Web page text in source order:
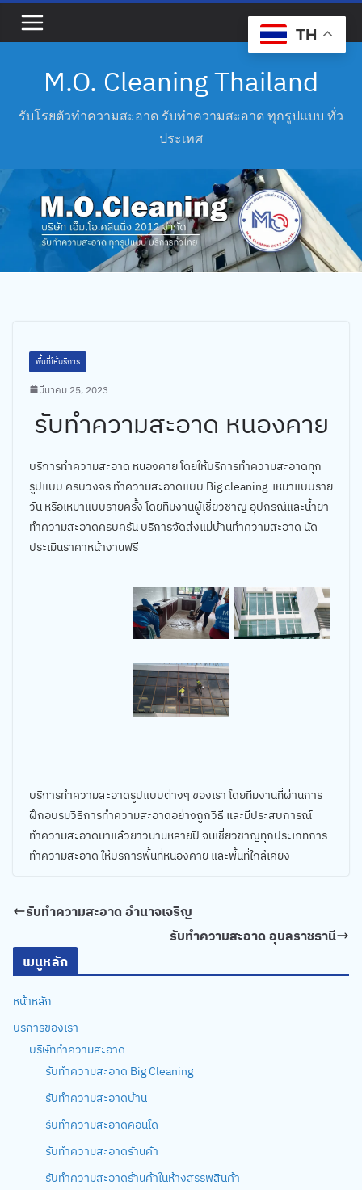
M.O. Cleaning Thailand
รับโรยตัวทำความสะอาด รับทำความสะอาด ทุกรูปแบบ ทั่ว
ประเทศ
พื้นที่ให้บริการ
มีนาคม 25, 2023
รับทำความสะอาด หนองคาย
บริการทำความสะอาด หนองคาย โดยให้บริการทำความสะอาดทุก
รูปแบบ ครบวงจร ทำความสะอาดแบบ Big cleaning เหมาแบบราย
วัน หรือเหมาแบบรายครั้ง โดยทีมงานผู้เชี่ยวชาญ อุปกรณ์และน้ำยา
ทำความสะอาดครบครัน บริการจัดส่งแม่บ้านทำความสะอาด นัด
ประเมินราคาหน้างานฟรี
บริการทำความสะอาดรูปแบบต่างๆ ของเรา โดยทีมงานที่ผ่านการ
ฝึกอบรมวิธีการทำความสะอาดอย่างถูกวิธี และมีประสบการณ์
ทำความสะอาดมาแล้วยาวนานหลายปี จนเชี่ยวชาญทุกประเภทการ
ทำความสะอาด ให้บริการพื้นที่หนองคาย และพื้นที่ใกล้เคียง
รับทำความสะอาด อำนาจเจริญ
รับทำความสะอาด อุบลราชธานี
เมนูหลัก
หน้าหลัก
บริการของเรา
บริษัททำความสะอาด
รับทำความสะอาด Big Cleaning
รับทำความสะอาดบ้าน
รับทำความสะอาดคอนโด
รับทำความสะอาดร้านค้า
รับทำความสะอาดร้านค้าในห้างสรรพสินค้า
TH